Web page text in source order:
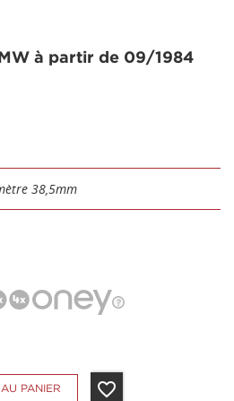
à partir de 09/1984
38,5mm
PANIER favorite_border